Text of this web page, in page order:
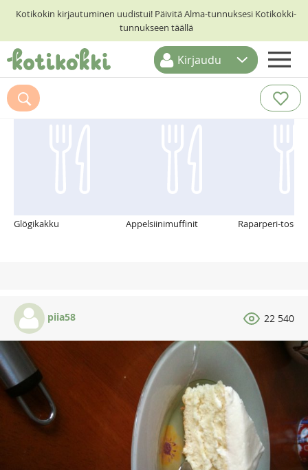
Kotikokin kirjautuminen uudistui! Päivitä Alma-tunnuksesi Kotikokki-
tunnukseen täällä
ETUSIVU
RESEPTIHAKU
Kirjaudu
Suosittelemme myös
Glögikakku Appelsiinimuffinit Raparperi-
piia58 22 540